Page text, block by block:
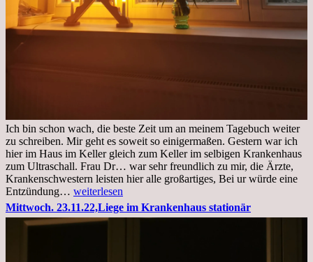
Ich bin schon wach, die beste Zeit um an meinem Tagebuch weiter
zu schreiben. Mir geht es soweit so einigermaßen. Gestern war ich
hier im Haus im Keller gleich zum Keller im selbigen Krankenhaus
zum Ultraschall. Frau Dr… war sehr freundlich zu mir, die Ärzte,
Krankenschwestern leisten hier alle großartiges, Bei ur würde eine
Entzündung… Freitag,
25.11.2022
Kleines
weiterlesen
Mittwoch. 23.11.22,Liege im Krankenhaus stationär